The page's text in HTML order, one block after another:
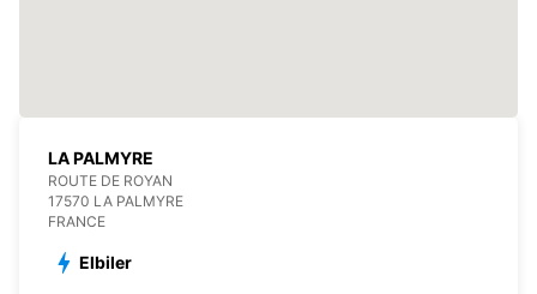
LA PALMYRE
ROUTE DE ROYAN
17570 LA PALMYRE
FRANCE
Elbiler